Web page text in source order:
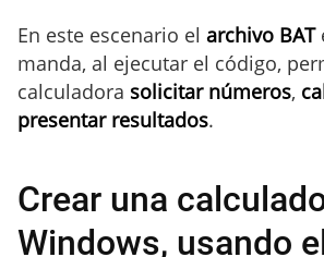
En este escenario el archivo BAT
manda, al ejecutar el código,
calculadora solicitar números,
presentar resultados.
Crear una
Windows, usando